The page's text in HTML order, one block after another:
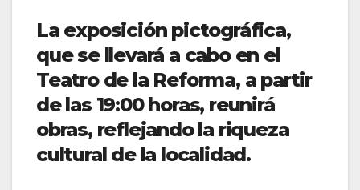
La exposición pictográfica,
que se llevará a cabo en el
Teatro de la Reforma, a partir
de las 19:00 horas, reunirá
obras, reflejando la riqueza
cultural de la localidad.